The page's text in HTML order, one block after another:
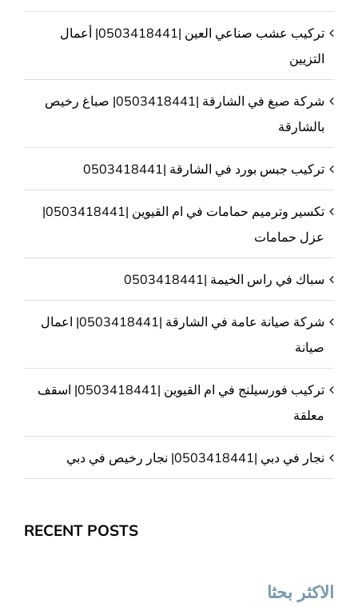
تركيب عشب صناعي العين |0503418441| أعمال
التزيين
شركة صبغ في الشارقة |0503418441| صباغ رخيص
بالشارقة
تركيب جبس بورد في الشارقة |0503418441
تكسير وترميم حمامات في ام القيوين |0503418441|
عزل حمامات
سباك في راس الخيمة |0503418441
شركة صيانة عامة في الشارقة |0503418441| اعمال
صيانة
تركيب فورسيلنج في ام القيوين |0503418441| اسقف
معلقة
نجار في دبي |0503418441| نجار رخيص في دبي
RECENT POSTS
الاكثر بحثا